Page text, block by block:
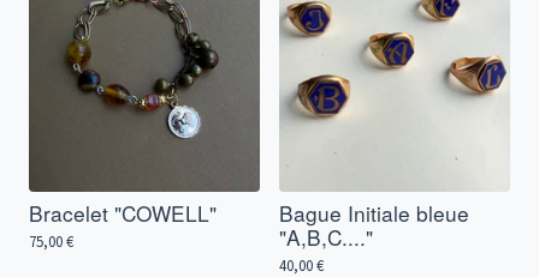
Bracelet "COWELL"
75,00€
Bague Initiale bleue
"A,B,C...."
40,00€